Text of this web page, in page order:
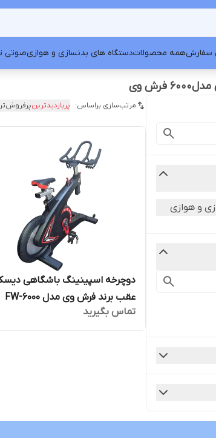
سفارشهمه محصولاتدستگاه های بدنسازی و هوازیصوتی
وی
و هوازی
مرتب‌سازی براساس: پربازدیدترین
دوچرخه اسپینینگ باشگاهی
عقب برند فرش وی مدل FW-6000
تماس بگیرید